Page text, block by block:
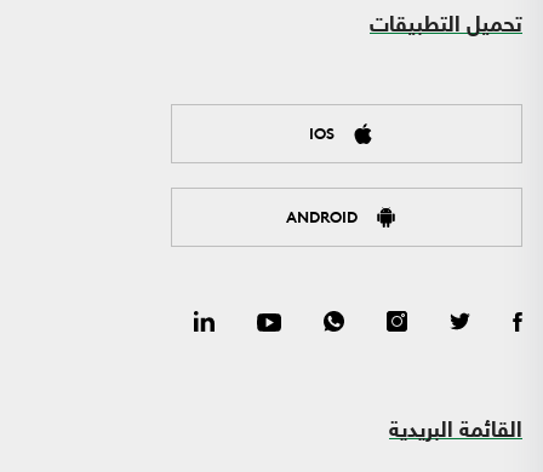
تحميل التطبيقات
IOS
ANDROID
القائمة البريدية